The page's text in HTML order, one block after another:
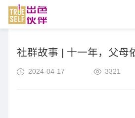
社群故事 | 十一年，父母
2024-04-17 3321